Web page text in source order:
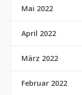
Mai 2022
April 2022
März 2022
Februar 2022